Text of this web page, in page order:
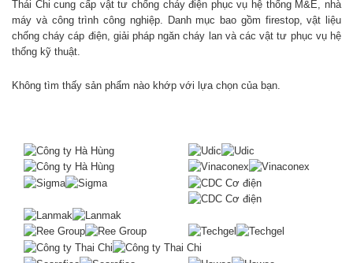
Thái Chi cung cấp vật tư chống cháy điện phục vụ hệ thống M&E, nhà
máy và công trình công nghiệp. Danh mục bao gồm firestop, vật liệu
chống cháy cáp điện, giải pháp ngăn cháy lan và các vật tư phục vụ hệ
thống kỹ thuật.
Không tìm thấy sản phẩm nào khớp với lựa chọn của bạn.